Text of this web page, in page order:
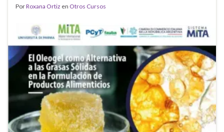
PorRoxana Ortiz en Otros Cursos